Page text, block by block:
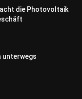
die Photovoltaik
unterwegs